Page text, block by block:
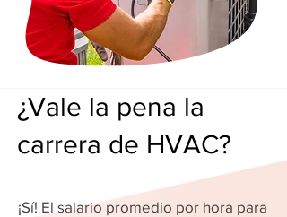
¿Vale la pena la
carrera de HVAC?
¡Sí! El salario promedio por hora para